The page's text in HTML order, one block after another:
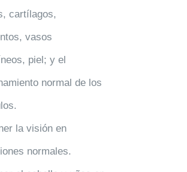
cartílagos,
vasos
piel; y el
normal de los
la visión en
normales.